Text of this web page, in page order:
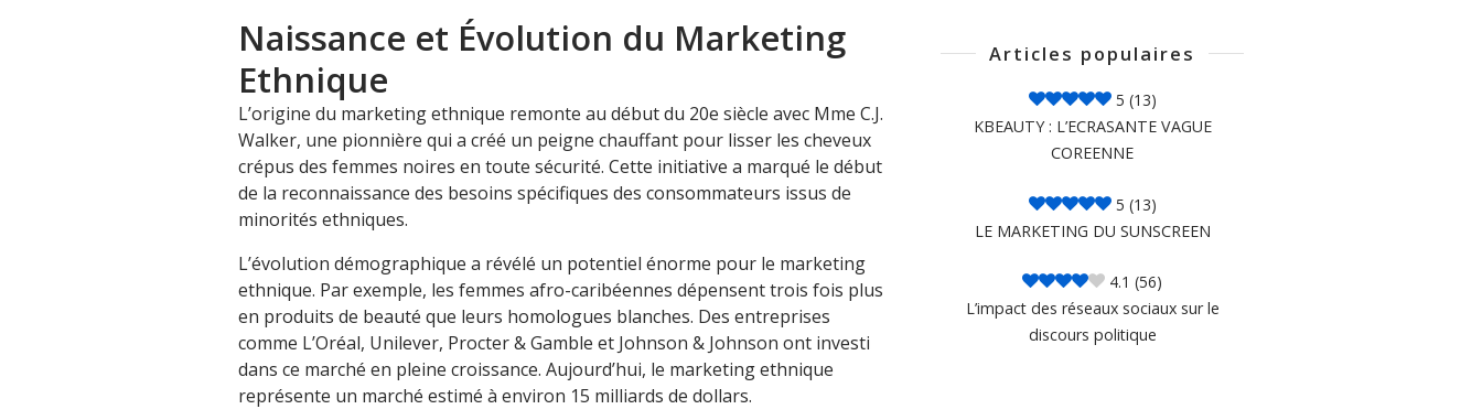
Naissance et Évolution du Marketing
Ethnique
L’origine du marketing ethnique remonte au début du 20e siècle avec Mme C.J.
Walker, une pionnière qui a créé un peigne chauffant pour lisser les cheveux
crépus des femmes noires en toute sécurité. Cette initiative a marqué le début
de la reconnaissance des besoins spécifiques des consommateurs issus de
minorités ethniques.
L’évolution démographique a révélé un potentiel énorme pour le marketing
ethnique. Par exemple, les femmes afro-caribéennes dépensent trois fois plus
en produits de beauté que leurs homologues blanches. Des entreprises
comme L’Oréal, Unilever, Procter & Gamble et Johnson & Johnson ont investi
dans ce marché en pleine croissance. Aujourd’hui, le marketing ethnique
représente un marché estimé à environ 15 milliards de dollars.
Articles populaires
5 (13)
KBEAUTY : L’ECRASANTE VAGUE
COREENNE
5 (13)
LE MARKETING DU SUNSCREEN
4.1 (56)
L’impact des réseaux sociaux sur le
discours politique